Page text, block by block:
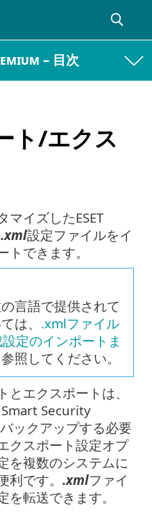
– 目次
ト/エクス
マイズしたESET
.xml設定ファイルをイ
できます。
言語で提供されて
は、 .xmlファイル
定のインポートま
照してください。
エクスポートは、
Smart Security
ックアップする必要
クスポート設定オプ
を複数のシステムに
です。 .xmlファイ
転送できます。